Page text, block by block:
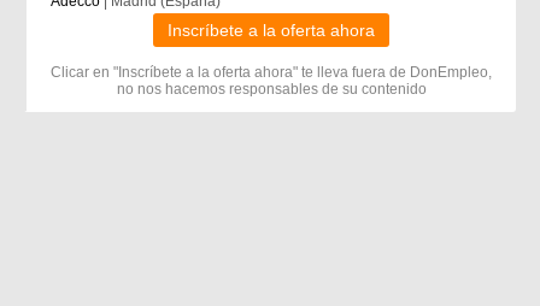
Inscríbete a la oferta ahora
Clicar en "Inscríbete a la oferta ahora" te lleva fuera de DonEmpleo,
no nos hacemos responsables de su contenido